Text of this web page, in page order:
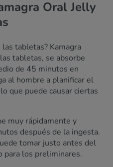
Oral Jelly
tabletas? Kamagra
tabletas, se absorbe
de 45 minutos en
al hombre a planificar el
que puede causar ciertas
muy rápidamente y
después de la ingesta.
tomar justo antes del
para los preliminares.